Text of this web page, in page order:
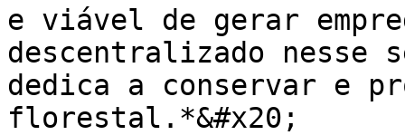
e viável de gerar
descentralizado nesse
dedica a conservar e
florestal.*&#x20;